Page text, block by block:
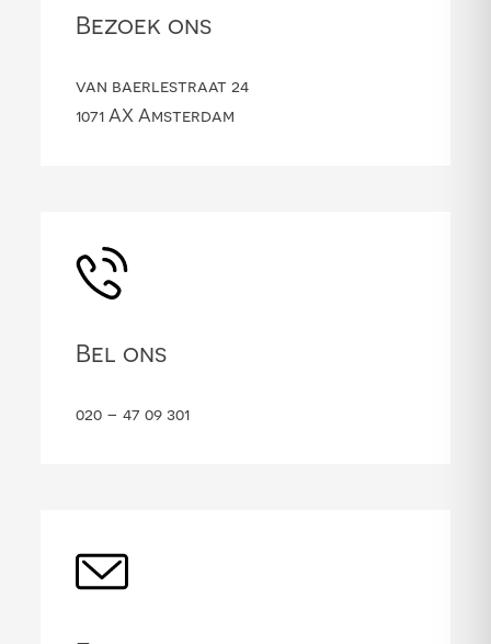
Bezoek ons
van baerlestraat 24
1071 AX Amsterdam
Bel ons
020 – 47 09 301